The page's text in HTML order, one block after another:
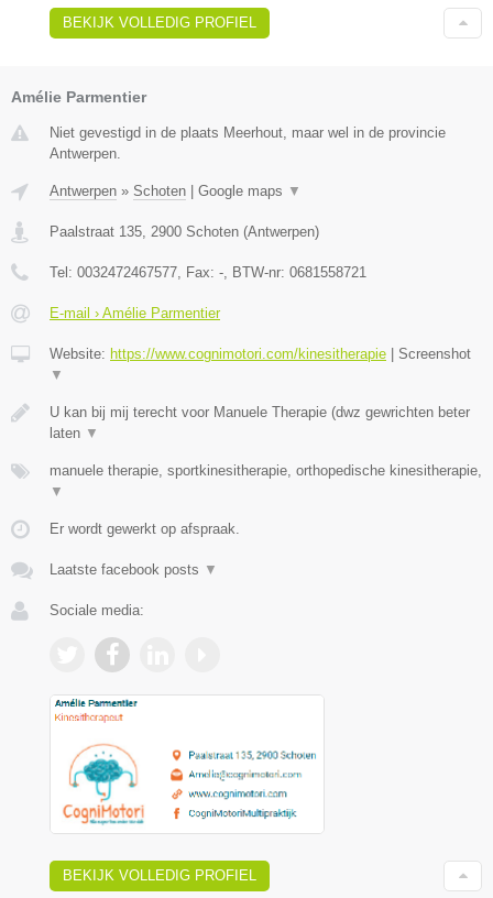
BEKIJK VOLLEDIG PROFIEL
Amélie Parmentier
Niet gevestigd in de plaats Meerhout, maar wel in de provincie
Antwerpen.
Antwerpen » Schoten Google maps ▼
Paalstraat 135, 2900 Schoten (Antwerpen)
Tel: 0032472467577, Fax: -, BTW-nr: 0681558721
E-mail › Amélie Parmentier
Website: https://www.cognimotori.com/kinesitherapie
Screenshot
▼
U kan bij mij terecht voor Manuele Therapie (dwz gewrichten beter
laten ▼
manuele therapie, sportkinesitherapie, orthopedische kinesitherapie,
▼
Er wordt gewerkt op afspraak.
Laatste facebook posts ▼
Sociale media:
BEKIJK VOLLEDIG PROFIEL